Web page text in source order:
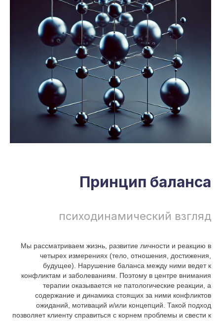
Принцип баланса
психодинамический взгляд
Мы рассматриваем жизнь, развитие личности и реакцию в
четырех измерениях (тело, отношения, достижения,
будущее). Нарушение баланса между ними ведет к
конфликтам и заболеваниям. Поэтому в центре внимания
терапии оказывается не патологические реакции, а
содержание и динамика стоящих за ними конфликтов
ожиданий, мотиваций и/или концепций. Такой подход
позволяет клиенту справиться с корнем проблемы и свести к